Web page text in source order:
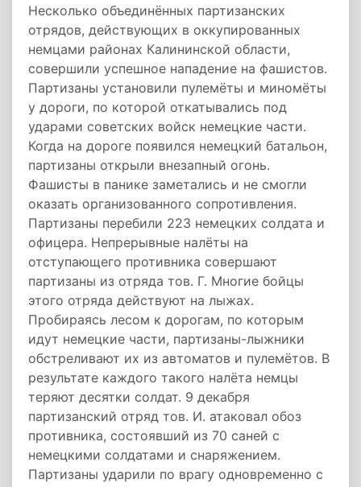
Несколько объединённых партизанских
отрядов, действующих в оккупированных
немцами районах Калининской области,
совершили успешное нападение на фашистов.
Партизаны установили пулемёты и миномёты
у дороги, по которой откатывались под
ударами советских войск немецкие части.
Когда на дороге появился немецкий батальон,
партизаны открыли внезапный огонь.
Фашисты в панике заметались и не смогли
оказать организованного сопротивления.
Партизаны перебили 223 немецких солдата и
офицера. Непрерывные налёты на
отступающего противника совершают
партизаны из отряда тов. Г. Многие бойцы
этого отряда действуют на лыжах.
Пробираясь лесом к дорогам, по которым
идут немецкие части, партизаны-лыжники
обстреливают их из автоматов и пулемётов. В
результате каждого такого налёта немцы
теряют десятки солдат. 9 декабря
партизанский отряд тов. И. атаковал обоз
противника, состоявший из 70 саней с
немецкими солдатами и снаряжением.
Партизаны ударили по врагу одновременно с